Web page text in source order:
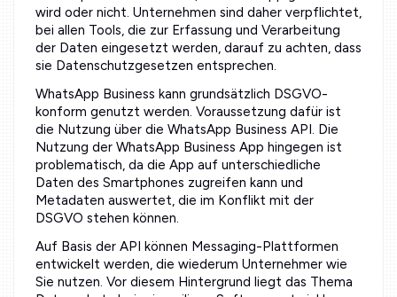
wird oder nicht. Unternehmen sind daher verpflichtet,
bei allen Tools, die zur Erfassung und Verarbeitung
der Daten eingesetzt werden, darauf zu achten, dass
sie Datenschutzgesetzen entsprechen.
WhatsApp Business kann grundsätzlich DSGVO-
konform genutzt werden. Voraussetzung dafür ist
die Nutzung über die WhatsApp Business API. Die
Nutzung der WhatsApp Business App hingegen ist
problematisch, da die App auf unterschiedliche
Daten des Smartphones zugreifen kann und
Metadaten auswertet, die im Konflikt mit der
DSGVO stehen können.
Auf Basis der API können Messaging-Plattformen
entwickelt werden, die wiederum Unternehmer wie
Sie nutzen. Vor diesem Hintergrund liegt das Thema